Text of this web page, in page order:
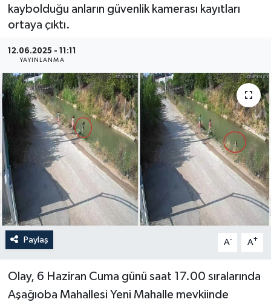
kaybolduğu anların güvenlik kamerası kayıtları
ortaya çıktı.
12.06.2025 - 11:11
YAYINLANMA
Paylaş A- A+
Olay, 6 Haziran Cuma günü saat 17.00 sıralarında
Aşağıoba Mahallesi Yeni Mahalle mevkiinde
Haber Kuşakları
Haberler
KANALV Spor
Kültür Sanat
Magazin
Öğle Bülteni
Sağlık
Siyaset
Spor